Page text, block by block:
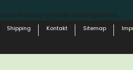
Shipping Kontakt Sitemap